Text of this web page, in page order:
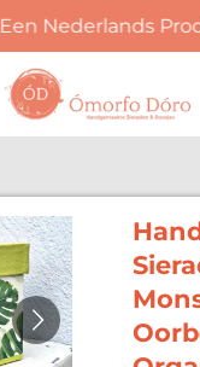
Een Nederlands